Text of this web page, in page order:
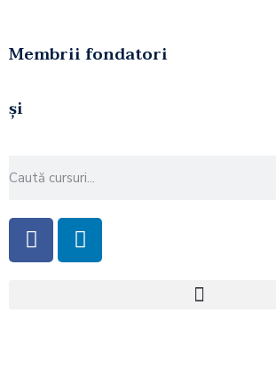
Membrii fondatori
și